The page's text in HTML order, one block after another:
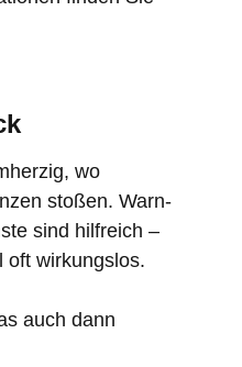
wo
stoßen. Warn-
sind hilfreich –
oft wirkungslos.
auch dann